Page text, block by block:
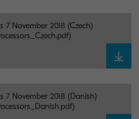
7 November 2018 (Czech)
7 November 2018 (Danish)